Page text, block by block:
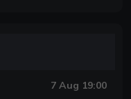
7 Aug 19:00